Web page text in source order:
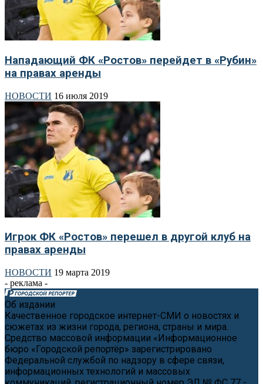
Нападающий ФК «Ростов» перейдет в «Рубин»
на правах аренды
НОВОСТИ 16 июля 2019
Игрок ФК «Ростов» перешел в другой клуб на
правах аренды
НОВОСТИ 19 марта 2019
- реклама -
Об издании
Качественное городское интернет-СМИ о новостях и
сюжетах из жизни города, региона, страны и мира.
Средство массовой информации «Информационное
бюро «Городской репортёр» зарегистрировано
Федеральной службой по надзору в сфере связи,
информационных технологий и массовых